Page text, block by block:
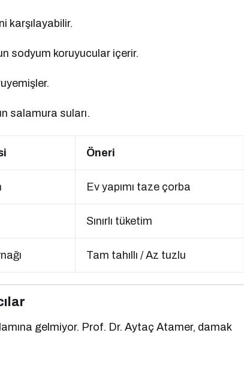
karşılayabilir.
sodyum koruyucular içerir.
salamura suları.
Öneri
Ev yapımı taze çorba
Sınırlı tüketim
Tam tahıllı / Az tuzlu
gelmiyor. Prof. Dr. Aytaç Atamer, damak